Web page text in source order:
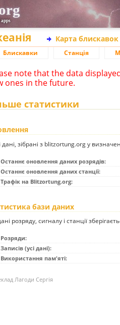
Карта
Блискавки Станція
note that the data
ones in the future.
статистики
дані, зібрані з blitzortung.org у
Останнє оновлення даних розрядів:
Останнє оновлення даних станції:
Трафік на Blitzortung.org:
бази даних
розряду, сигналу і станції
Розряди:
Записів (усі дані):
Використання пам'яті:
Лагоди Сергія